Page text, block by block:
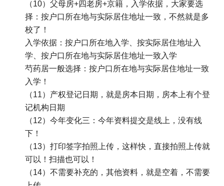
（10）父母房+四老房+京籍，入学依据，大家要选
择：按户口所在地与实际居住地址一致，不然就是多
校了！
入学依据：按户口所在地入学、按实际居住地址入
学、按户口所在地与实际居住地址一致入学
芍药居一般选择：按户口所在地与实际居住地址一致
入学！
（11）产权登记日期，就是房本日期，房本上有个登
记机构日期
（12）今年变化三：今年资料提交是线上，没有线
下！
（13）打印签字拍照上传，这样快，直接拍照上传就
可以！扫描也可以！
（14）不需要补充的，其他资料，就是空着，不需要